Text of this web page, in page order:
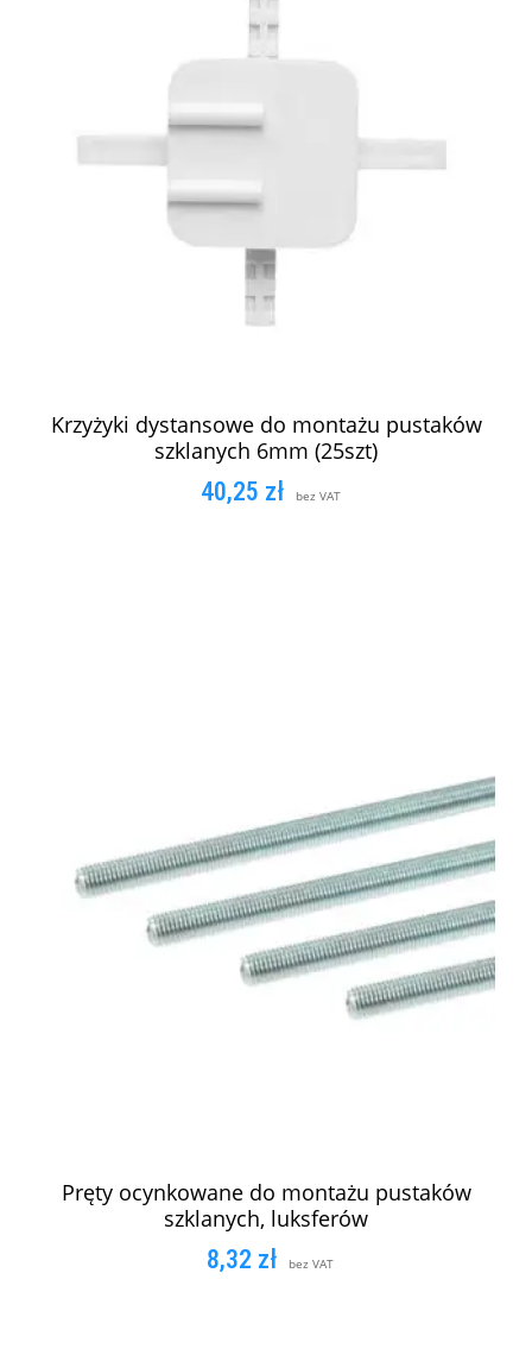
Krzyżyki dystansowe do montażu pustaków
szklanych 6mm (25szt)
40,25 zł bez VAT
Pręty ocynkowane do montażu pustaków
szklanych, luksferów
8,32 zł bez VAT